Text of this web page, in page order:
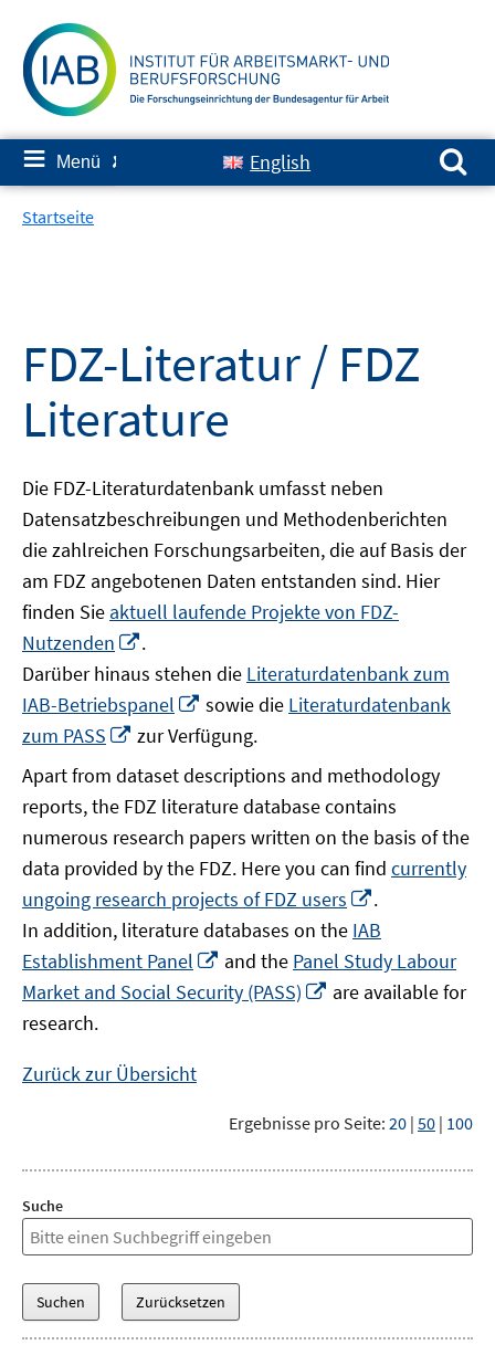
zum
Inhalt
≡ Menü ✘ English
Suchen nach:
Startseite
FDZ-Literatur / FDZ
Literature
Die FDZ-Literaturdatenbank umfasst neben
Datensatzbeschreibungen und Methodenberichten
die zahlreichen Forschungsarbeiten, die auf Basis der
am FDZ angebotenen Daten entstanden sind. Hier
finden Sie aktuell laufende Projekte von FDZ-
Nutzenden
neuem
Fenster
öffnen
.
Darüber hinaus stehen die Literaturdatenbank zum
IAB-Betriebspanel
In
neuem
Fenster
öffnen
sowie die Literaturdatenbank
zum PASS
In
Fenster
öffnen
zur Verfügung.
Apart from dataset descriptions and methodology
reports, the FDZ literature database contains
numerous research papers written on the basis of the
data provided by the FDZ. Here you can find currently
ungoing research projects of FDZ users
neuem
Fenster
öffnen
.
In addition, literature databases on the IAB
Establishment Panel
In
neuem
Fenster
and the Panel Study Labour
Market and Social Security (PASS)
In
are available for
research.
Zurück zur Übersicht
Ergebnisse pro Seite: 20 | 50 | 100
Suche